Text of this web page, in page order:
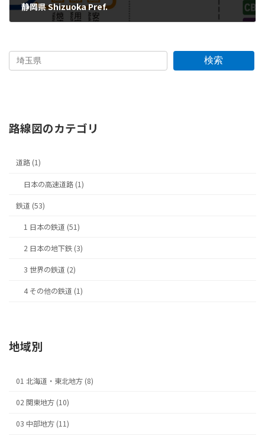
静岡県 Shizuoka Pref.
検索
路線図のカテゴリ
道路 (1)
日本の高速道路 (1)
鉄道 (53)
1 日本の鉄道 (51)
2 日本の地下鉄 (3)
3 世界の鉄道 (2)
4 その他の鉄道 (1)
地域別
01 北海道・東北地方 (8)
02 関東地方 (10)
03 中部地方 (11)